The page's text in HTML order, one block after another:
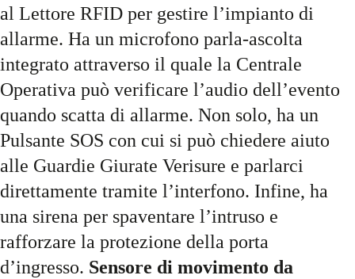
al Lettore RFID per gestire l’impianto di
allarme. Ha un microfono parla-ascolta
integrato attraverso il quale la Centrale
Operativa può verificare l’audio dell’evento
quando scatta di allarme. Non solo, ha un
Pulsante SOS con cui si può chiedere aiuto
alle Guardie Giurate Verisure e parlarci
direttamente tramite l’interfono. Infine, ha
una sirena per spaventare l’intruso e
rafforzare la protezione della porta
d’ingresso. Sensore di movimento da